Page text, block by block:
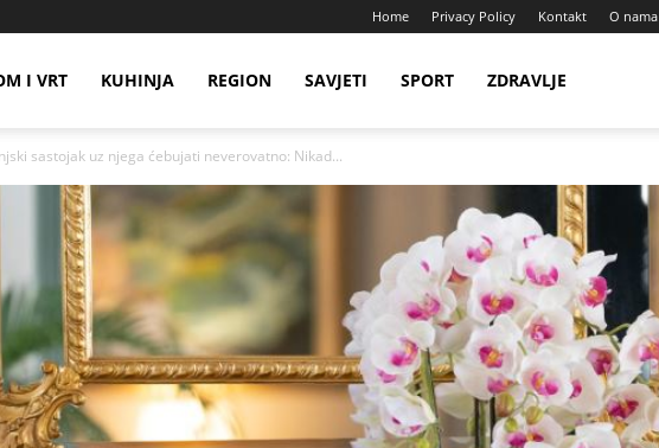
Home Privacy Policy Kontakt O nama
I VRT KUHINJA REGION SAVJETI SPORT ZDRAVLJE
sastojak uz njega ćebujati neverovatno: Nikad...